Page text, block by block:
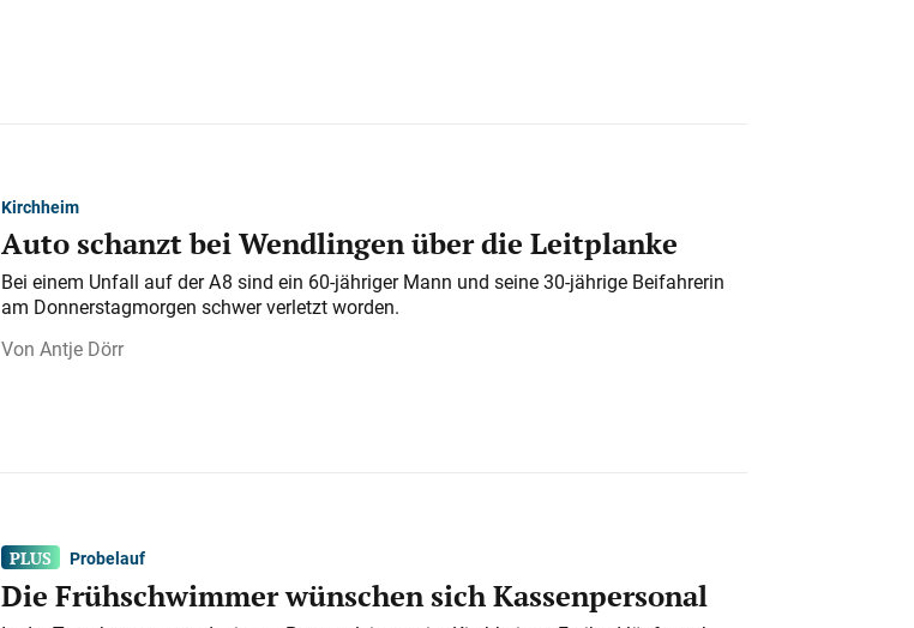
Kirchheim
Auto schanzt bei Wendlingen über die Leitplanke
Bei einem Unfall auf der A 8 sind ein 60-jähriger Mann und seine 30-jährige Beifahrerin
am Donnerstagmorgen schwer verletzt worden.
Antje Dörr
Probelauf
Die Frühschwimmer wünschen sich Kassenpersonal